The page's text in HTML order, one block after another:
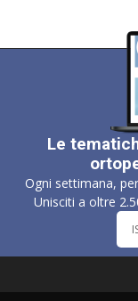
Le
Ogni settimana,
Unisciti a oltre